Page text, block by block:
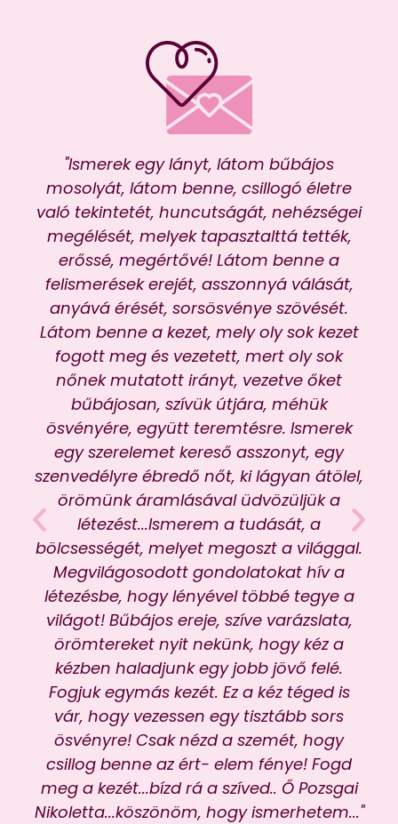
"Ismerek egy lányt, látom bűbájos
mosolyát, látom benne, csillogó életre
való tekintetét, huncutságát, nehézségei
megélését, melyek tapasztalttá tették,
erőssé, megértővé! Látom benne a
felismerések erejét, asszonnyá válását,
anyává érését, sorsösvénye szövését.
Látom benne a kezet, mely oly sok kezet
fogott meg és vezetett, mert oly sok
nőnek mutatott irányt, vezetve őket
bűbájosan, szívük útjára, méhük
ösvényére, együtt teremtésre. Ismerek
egy szerelemet kereső asszonyt, egy
szenvedélyre ébredő nőt, ki lágyan átölel,
örömünk áramlásával üdvözüljük a
létezést...Ismerem a tudását, a
bölcsességét, melyet megoszt a világgal.
Megvilágosodott gondolatokat hív a
létezésbe, hogy lényével többé tegye a
világot! Bűbájos ereje, szíve varázslata,
örömtereket nyit nekünk, hogy kéz a
kézben haladjunk egy jobb jövő felé.
Fogjuk egymás kezét. Ez a kéz téged is
vár, hogy vezessen egy tisztább sors
ösvényre! Csak nézd a szemét, hogy
csillog benne az ért- elem fénye! Fogd
meg a kezét...bízd rá a szíved.. Ő Pozsgai
Nikoletta...köszönöm, hogy ismerhetem..."